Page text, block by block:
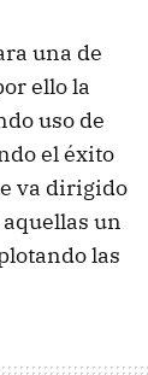
una de
ello la
uso de
el éxito
va dirigido
un
las